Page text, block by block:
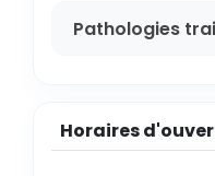
Pathologies
Horaires